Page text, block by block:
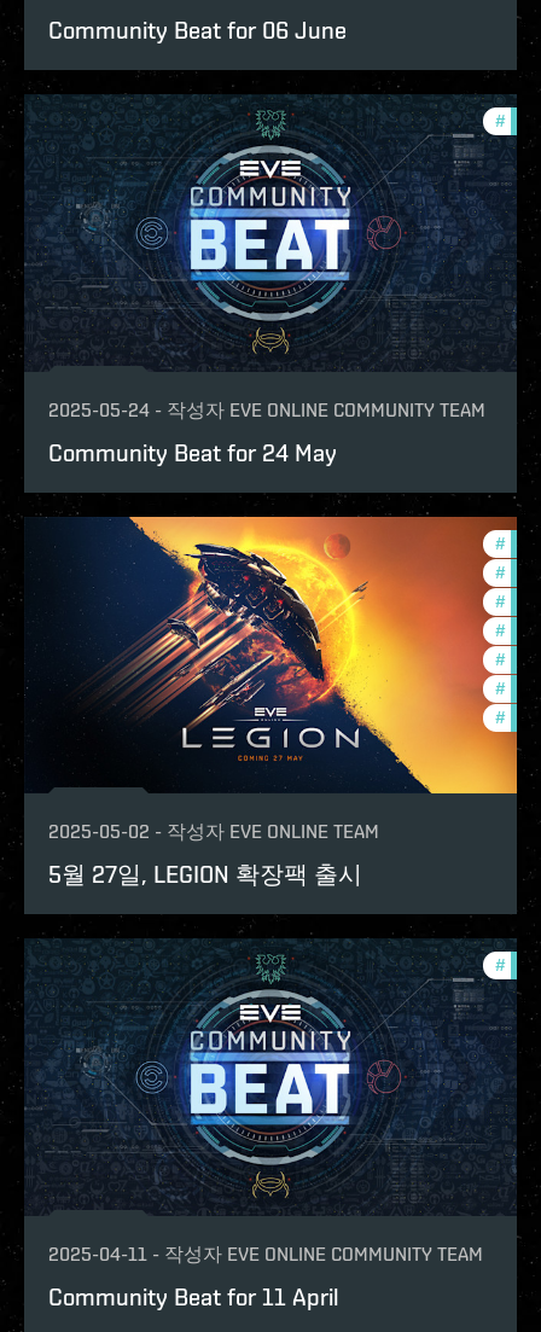
Community Beat for 06 June
#
2025-05-24 - 작성자 EVE ONLINE COMMUNITY TEAM
Community Beat for 24 May
#
#
#
#
#
#
#
2025-05-02 - 작성자 EVE ONLINE TEAM
5월 27일, LEGION 확장팩 출시
#
2025-04-11 - 작성자 EVE ONLINE COMMUNITY TEAM
Community Beat for 11 April